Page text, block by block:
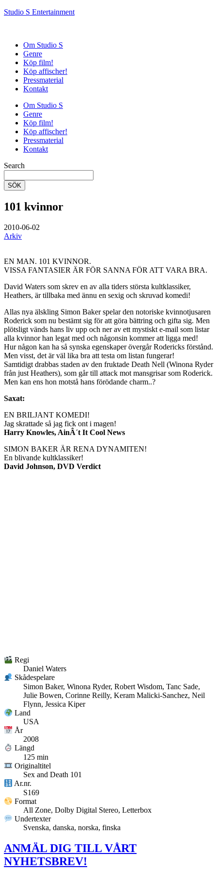
Studio S Entertainment
Om Studio S
Genre
Köp film!
Köp affischer!
Pressmaterial
Kontakt
Om Studio S
Genre
Köp film!
Köp affischer!
Pressmaterial
Kontakt
Search
SÖK
101 kvinnor
2010-06-02
Arkiv
EN MAN. 101 KVINNOR.
VISSA FANTASIER ÄR FÖR SANNA FÖR ATT VARA BRA.
David Waters som skrev en av alla tiders största kultklassiker,
Heathers, är tillbaka med ännu en sexig och skruvad komedi!
Allas nya älskling Simon Baker spelar den notoriske kvinnotjusaren
Roderick som nu bestämt sig för att göra bättring och gifta sig. Men
plötsligt vänds hans liv upp och ner av ett mystiskt e-mail som listar
alla kvinnor han legat med och någonsin kommer att ligga med!
Hur någon kan ha så synska egenskaper övergår Rodericks förstånd.
Men visst, det är väl lika bra att testa om listan fungerar!
Samtidigt drabbas staden av den fruktade Death Nell (Winona Ryder
från just Heathers), som går till attack mot mansgrisar som Roderick.
Men kan ens hon motstå hans förödande charm..?
Saxat:
EN BRILJANT KOMEDI!
Jag skrattade så jag fick ont i magen!
Harry Knowles, AinÂ´t It Cool News
SIMON BAKER ÄR RENA DYNAMITEN!
En blivande kultklassiker!
David Johnson, DVD Verdict
Regi
Daniel Waters
Skådespelare
Simon Baker, Winona Ryder, Robert Wisdom, Tanc Sade,
Julie Bowen, Corinne Reilly, Keram Malicki-Sanchez, Neil
Flynn, Jessica Kiper
Land
USA
År
2008
Längd
125 min
Originaltitel
Sex and Death 101
Ar.nr.
S169
Format
All Zone, Dolby Digital Stereo, Letterbox
Undertexter
Svenska, danska, norska, finska
ANMÄL DIG TILL VÅRT
NYHETSBREV!